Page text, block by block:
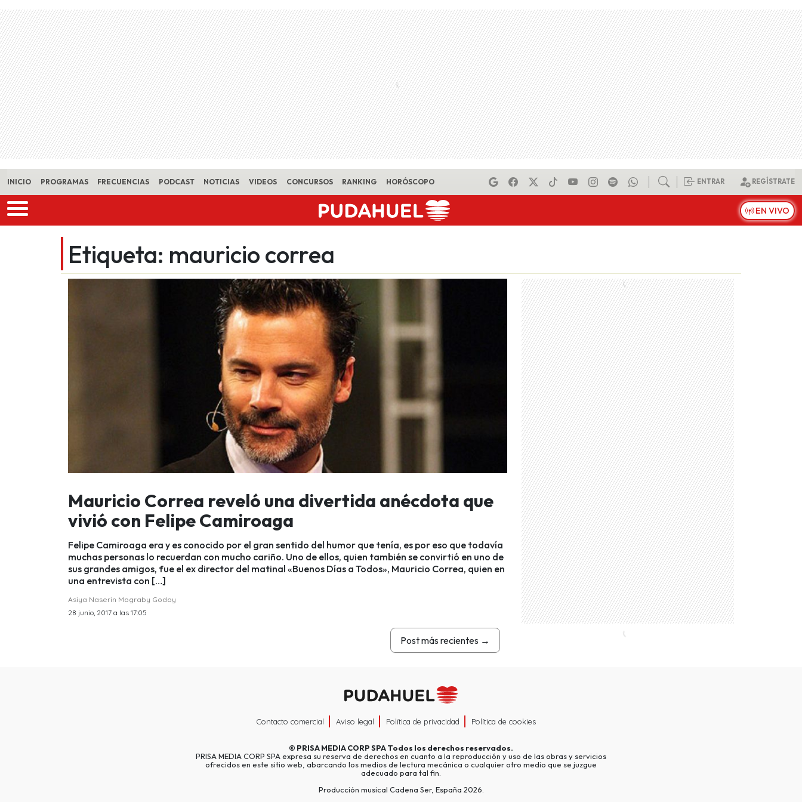
Skip to main content
INICIO PROGRAMAS FRECUENCIAS PODCAST NOTICIAS VIDEOS CONCURSOS RANKING HORÓSCOPO ENTRAR REGÍSTRATE
EN VIVO
Etiqueta: mauricio correa
Mauricio Correa reveló una divertida anécdota que
vivió con Felipe Camiroaga
Felipe Camiroaga era y es conocido por el gran sentido del humor que tenía, es por eso que todavía
muchas personas lo recuerdan con mucho cariño. Uno de ellos, quien también se convirtió en uno de
sus grandes amigos, fue el ex director del matinal «Buenos Días a Todos», Mauricio Correa, quien en
una entrevista con […]
Asiya Naserin Mograby Godoy
28 junio, 2017 a las 17:05
Post más recientes →
Contacto comercial Aviso legal Política de privacidad Política de cookies
© PRISA MEDIA CORP SPATodos los derechos reservados.
PRISA MEDIA CORP SPA expresa su reserva de derechos en cuanto a la reproducción y uso de las obras y servicios
ofrecidos en este sitio web, abarcando los medios de lectura mecánica o cualquier otro medio que se juzgue
adecuado para tal fin.
Producción musical Cadena Ser, España 2026.